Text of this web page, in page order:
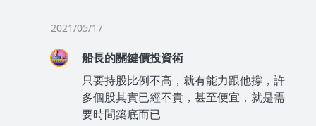
2021/05/17
船長的關鍵價投資術
只要持股比例不高，就有能力跟他撐，許
多個股其實已經不貴，甚至便宜，就是需
要時間築底而已